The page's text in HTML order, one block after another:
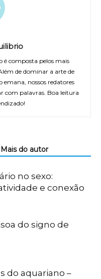
é composta pelos mais
de dominar a arte de
emana, nossos redatores
com palavras. Boa leitura
Mais do autor
no sexo:
e conexão
do signo de
do aquariano –